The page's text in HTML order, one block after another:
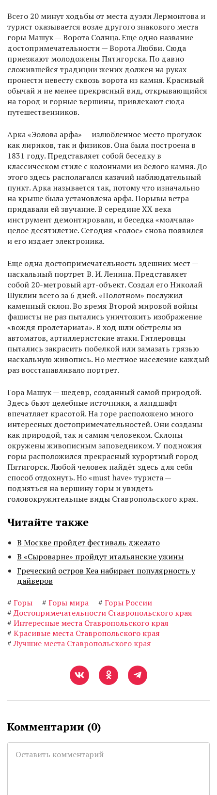
Всего 20 минут ходьбы от места дуэли Лермонтова и
турист оказывается возле другого знакового места
горы Машук — Ворота Солнца. Еще одно название
достопримечательности — Ворота Любви. Сюда
приезжают молодожены Пятигорска. По давно
сложившейся традиции жених должен на руках
пронести невесту сквозь ворота из камня. Красивый
обычай и не менее прекрасный вид, открывающийся
на город и горные вершины, привлекают сюда
путешественников.
Арка «Эолова арфа» — излюбленное место прогулок
как лириков, так и физиков. Она была построена в
1831 году. Представляет собой беседку в
классическом стиле с колоннами из белого камня. До
этого здесь располагался казачий наблюдательный
пункт. Арка называется так, потому что изначально
на крыше была установлена арфа. Порывы ветра
придавали ей звучание. В середине XX века
инструмент демонтировали, и беседка «молчала»
целое десятилетие. Сегодня «голос» снова появился
и его издает электроника.
Еще одна достопримечательность здешних мест —
наскальный портрет В. И. Ленина. Представляет
собой 20-метровый арт-объект. Создал его Николай
Шуклин всего за 6 дней. «Полотном» послужил
каменный склон. Во время Второй мировой войны
фашисты не раз пытались уничтожить изображение
«вождя пролетариата». В ход шли обстрелы из
автоматов, артиллеристские атаки. Гитлеровцы
пытались закрасить побелкой или замазать грязью
наскальную живопись. Но местное население каждый
раз восстанавливало портрет.
Гора Машук — шедевр, созданный самой природой.
Здесь бьют целебные источники, а ландшафт
впечатляет красотой. На горе расположено много
интересных достопримечательностей. Они созданы
как природой, так и самим человеком. Склоны
окружены живописным заповедником. У подножия
горы расположился прекрасный курортный город
Пятигорск. Любой человек найдёт здесь для себя
способ отдохнуть. Но «must have» туриста —
подняться на вершину горы и увидеть
головокружительные виды Ставропольского края.
Читайте также
В Москве пройдет фестиваль джелато
В «Сыроварне» пройдут итальянские ужины
Греческий остров Кеа набирает популярность у
дайверов
# Горы # Горы мира # Горы России
# Достопримечательности Ставропольского края
# Интересные места Ставропольского края
# Красивые места Ставропольского края
# Лучшие места Ставропольского края
Комментарии (0)